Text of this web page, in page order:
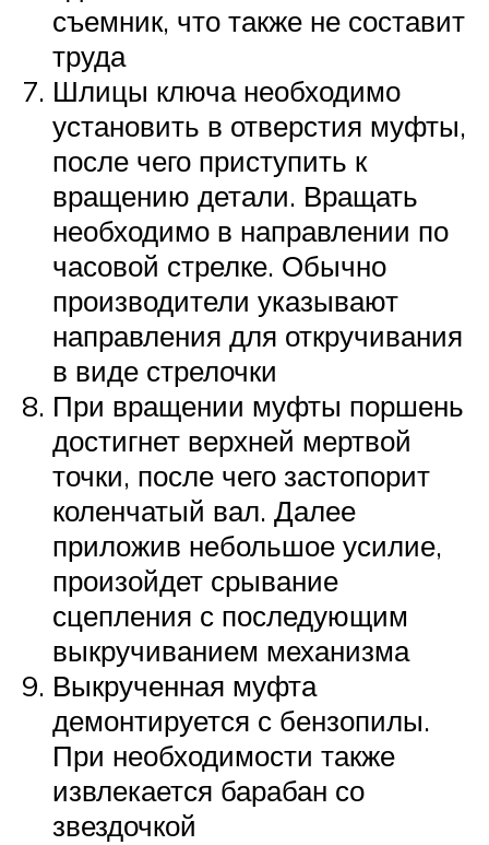
съемник, что также не составит
труда
Шлицы ключа необходимо
установить в отверстия муфты,
после чего приступить к
вращению детали. Вращать
необходимо в направлении по
часовой стрелке. Обычно
производители указывают
направления для откручивания
в виде стрелочки
При вращении муфты поршень
достигнет верхней мертвой
точки, после чего застопорит
коленчатый вал. Далее
приложив небольшое усилие,
произойдет срывание
сцепления с последующим
выкручиванием механизма
Выкрученная муфта
демонтируется с бензопилы.
При необходимости также
извлекается барабан со
звездочкой